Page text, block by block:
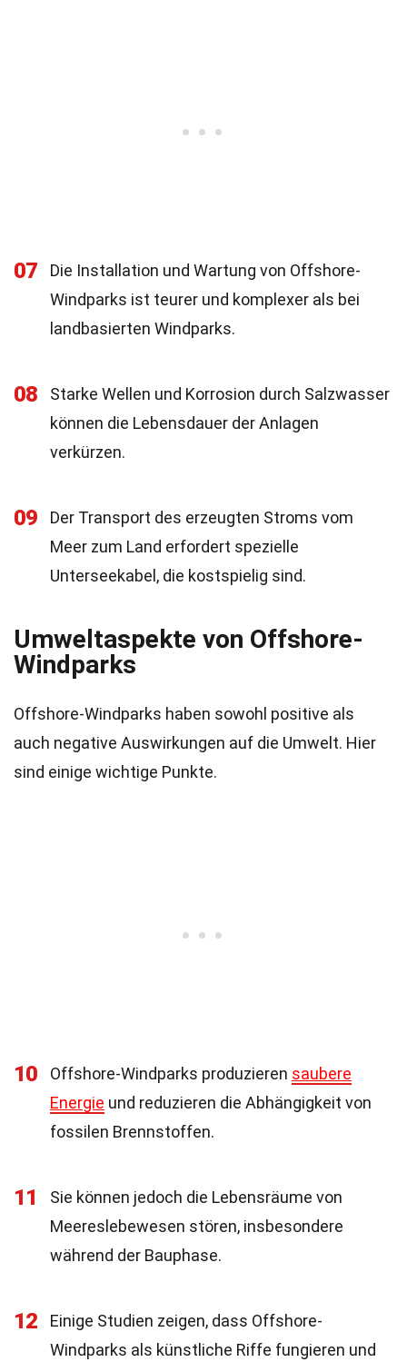
07
Die Installation und Wartung von Offshore-
Windparks ist teurer und komplexer als bei
landbasierten Windparks.
08
Starke Wellen und Korrosion durch Salzwasser
können die Lebensdauer der Anlagen
verkürzen.
09
Der Transport des erzeugten Stroms vom
Meer zum Land erfordert spezielle
Unterseekabel, die kostspielig sind.
Umweltaspekte von Offshore-
Windparks
Offshore-Windparks haben sowohl positive als
auch negative Auswirkungen auf die Umwelt. Hier
sind einige wichtige Punkte.
10 Offshore-Windparks produzieren saubere
Energie und reduzieren die Abhängigkeit von
fossilen Brennstoffen.
11
Sie können jedoch die Lebensräume von
Meereslebewesen stören, insbesondere
während der Bauphase.
12
Einige Studien zeigen, dass Offshore-
Windparks als künstliche Riffe fungieren und